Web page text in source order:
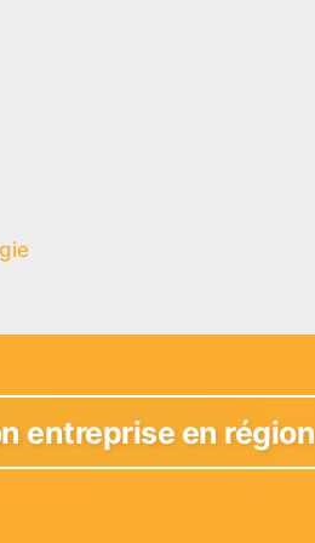
entreprise en région